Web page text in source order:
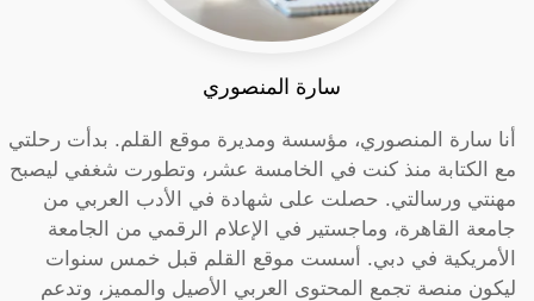
سارة المنصوري
أنا سارة المنصوري، مؤسسة ومديرة موقع القلم. بدأت رحلتي
مع الكتابة منذ كنت في الخامسة عشر، وتطورت شغفي ليصبح
مهنتي ورسالتي. حصلت على شهادة في الأدب العربي من
جامعة القاهرة، وماجستير في الإعلام الرقمي من الجامعة
الأمريكية في دبي. أسست موقع القلم قبل خمس سنوات
ليكون منصة تجمع المحتوى العربي الأصيل والمميز، وتدعم